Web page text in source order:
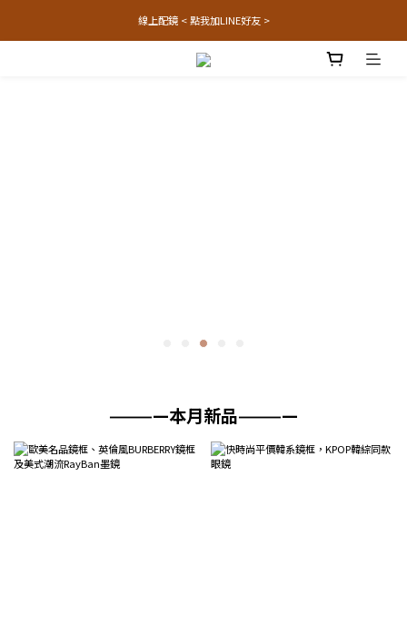
線上配鏡 < 點我加LINE好友 >
————本月新品————